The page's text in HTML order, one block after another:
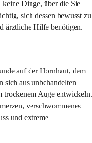
Dinge, über die Sie
sich dessen bewusst zu
ärztliche Hilfe benötigen.
auf der Hornhaut, dem
sich aus unbehandelten
trockenem Auge entwickeln.
verschwommenes
und extreme